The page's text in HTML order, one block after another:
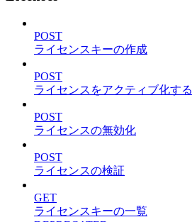
POST
ライセンスキーの作成
POST
ライセンスをアクティブ化する
POST
ライセンスの無効化
POST
ライセンスの検証
GET
ライセンスキーの一覧